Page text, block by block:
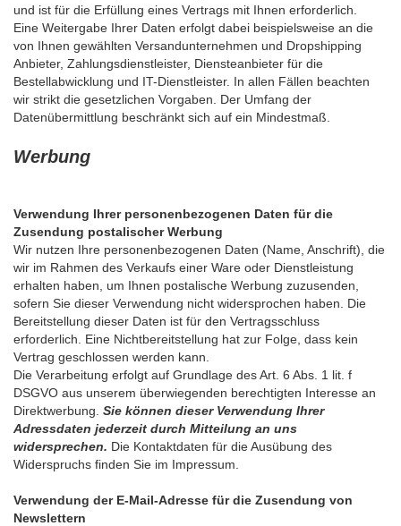
und ist für die Erfüllung eines Vertrags mit Ihnen erforderlich.
Eine Weitergabe Ihrer Daten erfolgt dabei beispielsweise an die
von Ihnen gewählten Versandunternehmen und Dropshipping
Anbieter, Zahlungsdienstleister, Diensteanbieter für die
Bestellabwicklung und IT-Dienstleister. In allen Fällen beachten
wir strikt die gesetzlichen Vorgaben. Der Umfang der
Datenübermittlung beschränkt sich auf ein Mindestmaß.
Werbung
Verwendung Ihrer personenbezogenen Daten für die
Zusendung postalischer Werbung
Wir nutzen Ihre personenbezogenen Daten (Name, Anschrift), die
wir im Rahmen des Verkaufs einer Ware oder Dienstleistung
erhalten haben, um Ihnen postalische Werbung zuzusenden,
sofern Sie dieser Verwendung nicht widersprochen haben. Die
Bereitstellung dieser Daten ist für den Vertragsschluss
erforderlich. Eine Nichtbereitstellung hat zur Folge, dass kein
Vertrag geschlossen werden kann.
Die Verarbeitung erfolgt auf Grundlage des Art. 6 Abs. 1 lit. f
DSGVO aus unserem überwiegenden berechtigten Interesse an
Direktwerbung. Sie können dieser Verwendung Ihrer
Adressdaten jederzeit durch Mitteilung an uns
widersprechen. Die Kontaktdaten für die Ausübung des
Widerspruchs finden Sie im Impressum.
Verwendung der E-Mail-Adresse für die Zusendung von
Newslettern